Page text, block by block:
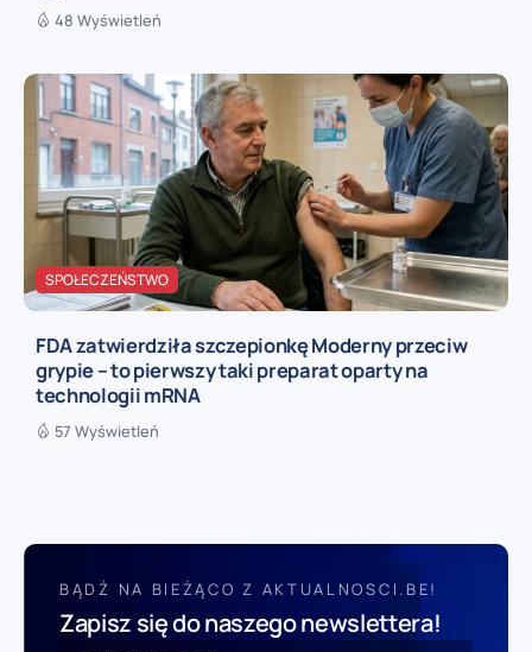
48 Wyświetleń
SPOŁECZEŃSTWO
FDA zatwierdziła szczepionkę Moderny przeciw
grypie – to pierwszy taki preparat oparty na
technologii mRNA
57 Wyświetleń
BĄDŹ NA BIEŻĄCO Z AKTUALNOSCI.BE!
Zapisz się do naszego newslettera!